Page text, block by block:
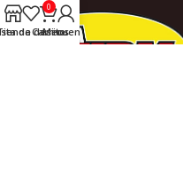
de deseos
0
Carrito
Mi cuenta